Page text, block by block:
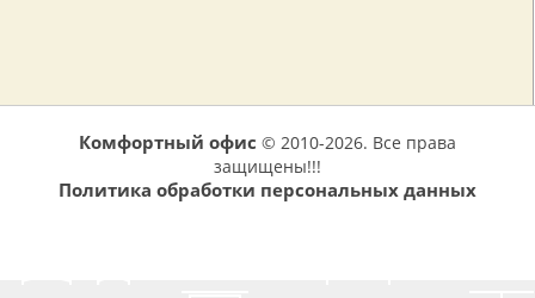
Комфортный офис © 2010-2026. Все права
защищены!!!
Политика обработки персональных данных